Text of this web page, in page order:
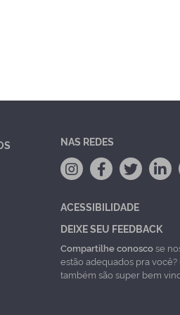
NAS REDES
ACESSIBILIDADE
DEIXE SEU FEEDBACK
Compartilhe conoscose
estão adequados pra você?
também são super bem